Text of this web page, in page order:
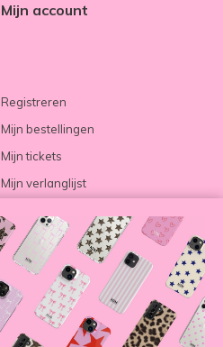
Mijn account
Registreren
Mijn bestellingen
Mijn tickets
Mijn verlanglijst